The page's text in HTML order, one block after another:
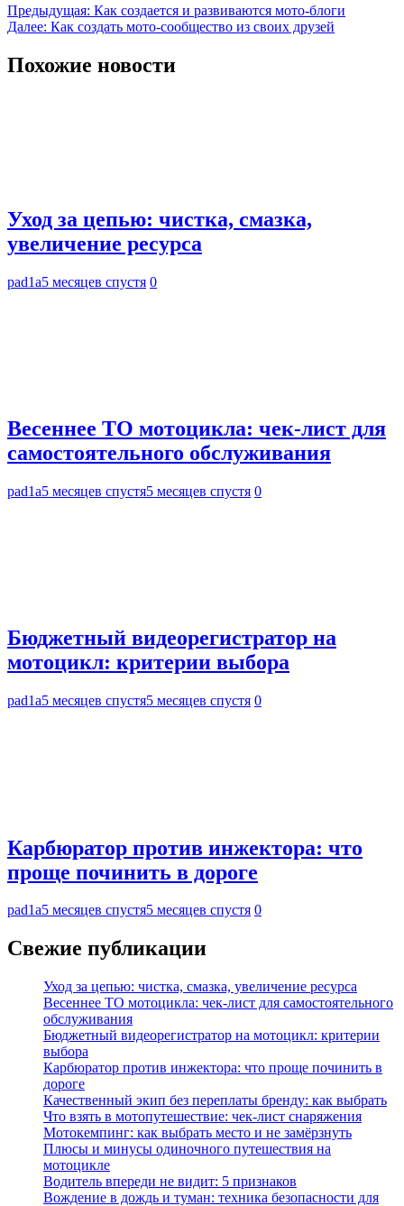
Навигация
по
записям
Предыдущая: Как создается и развиваются мото-блоги
Далее: Как создать мото-сообщество из своих друзей
Похожие новости
Уход за цепью: чистка, смазка,
увеличение ресурса
pad1a5 месяцев спустя 0
Весеннее ТО мотоцикла: чек-лист для
самостоятельного обслуживания
pad1a5 месяцев спустя5 месяцев спустя 0
Бюджетный видеорегистратор на
мотоцикл: критерии выбора
pad1a5 месяцев спустя5 месяцев спустя 0
Карбюратор против инжектора: что
проще починить в дороге
pad1a5 месяцев спустя5 месяцев спустя 0
Свежие публикации
Уход за цепью: чистка, смазка, увеличение ресурса
Весеннее ТО мотоцикла: чек-лист для самостоятельного
обслуживания
Бюджетный видеорегистратор на мотоцикл: критерии
выбора
Карбюратор против инжектора: что проще починить в
дороге
Качественный экип без переплаты бренду: как выбрать
Что взять в мотопутешествие: чек-лист снаряжения
Мотокемпинг: как выбрать место и не замёрзнуть
Плюсы и минусы одиночного путешествия на
мотоцикле
Водитель впереди не видит: 5 признаков
Вождение в дождь и туман: техника безопасности для